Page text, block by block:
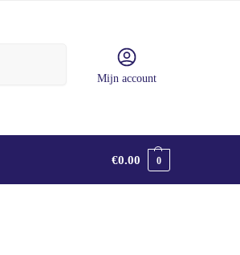
Mijn account
€0.00 0